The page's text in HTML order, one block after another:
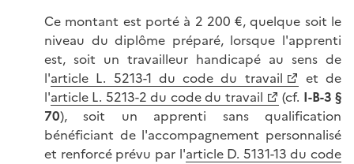
Ce montant est porté à 2 200 €, quelque soit le
niveau du diplôme préparé, lorsque l'apprenti
est, soit un travailleur handicapé au sens de
l'article L. 5213-1 du code du travail
et de
l'article L. 5213-2 du code du travail (cf. I-B-3 §
70), soit un apprenti sans qualification
bénéficiant de l'accompagnement personnalisé
et renforcé prévu par l'article D. 5131-13 du code